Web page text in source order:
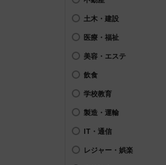
土木・建設
医療・福祉
美容・エステ
飲食
学校教育
製造・運輸
IT・通信
レジャー・娯楽